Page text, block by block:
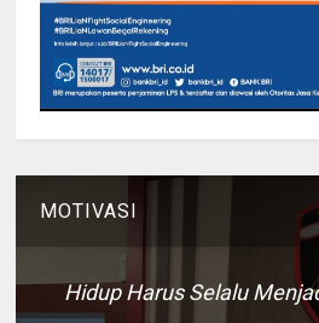
MOTIVASI
Hidup Harus Selalu